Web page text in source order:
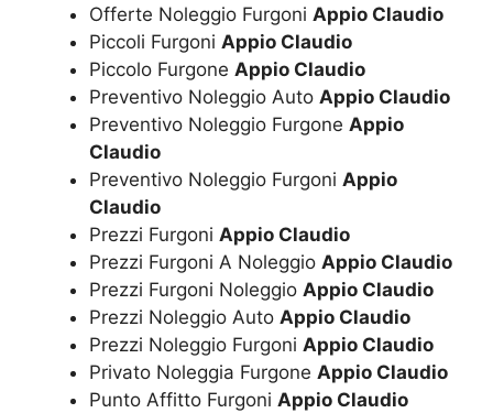
Offerte Noleggio Furgoni Appio Claudio
Piccoli Furgoni Appio Claudio
Piccolo Furgone Appio Claudio
Preventivo Noleggio Auto Appio Claudio
Preventivo Noleggio Furgone Appio
Claudio
Preventivo Noleggio Furgoni Appio
Claudio
Prezzi Furgoni Appio Claudio
Prezzi Furgoni A Noleggio Appio Claudio
Prezzi Furgoni Noleggio Appio Claudio
Prezzi Noleggio Auto Appio Claudio
Prezzi Noleggio Furgoni Appio Claudio
Privato Noleggia Furgone Appio Claudio
Punto Affitto Furgoni Appio Claudio